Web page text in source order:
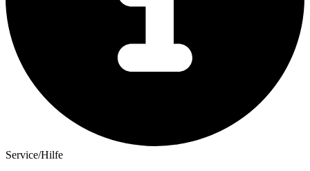
Service/Hilfe